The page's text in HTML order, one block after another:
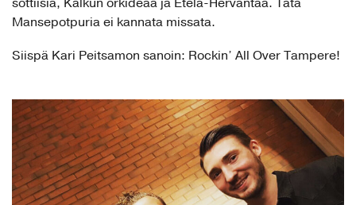
Mansepotpuria ei kannata missata.
Siispä Kari Peitsamon sanoin: Rockin’ All Over Tampere!